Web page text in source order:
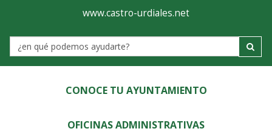
Ayuntamiento
de
Castro-
Urdiales
www.castro-urdiales.net
Label
CONOCE TU AYUNTAMIENTO
OFICINAS ADMINISTRATIVAS